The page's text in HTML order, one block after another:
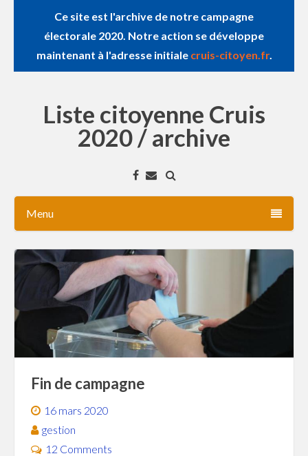
Ce site est l'archive de notre campagne
électorale 2020. Notre action se développe
maintenant à l'adresse initiale cruis-citoyen.fr.
Liste citoyenne Cruis
2020 / archive
Menu
Fin de campagne
16 mars 2020
gestion
12 Comments